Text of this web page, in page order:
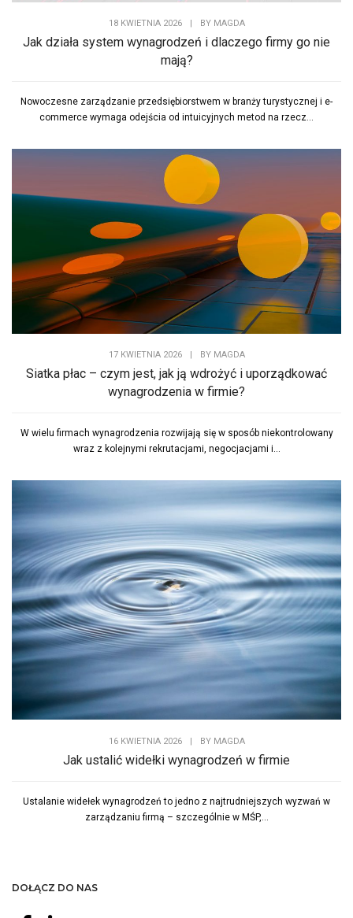
18 KWIETNIA 2026 | BY MAGDA
Jak działa system wynagrodzeń i dlaczego firmy go nie
mają?
Nowoczesne zarządzanie przedsiębiorstwem w branży turystycznej i e-
commerce wymaga odejścia od intuicyjnych metod na rzecz...
17 KWIETNIA 2026 BY MAGDA
Siatka płac – czym jest, jak ją wdrożyć i uporządkować
wynagrodzenia w firmie?
W wielu firmach wynagrodzenia rozwijają się w sposób niekontrolowany
wraz z kolejnymi rekrutacjami, negocjacjami i...
16 KWIETNIA 2026 | BY MAGDA
Jak ustalić widełki wynagrodzeń w firmie
Ustalanie widełek wynagrodzeń to jedno z najtrudniejszych wyzwań w
zarządzaniu firmą – szczególnie w MŚP,...
DOŁĄCZ DO NAS